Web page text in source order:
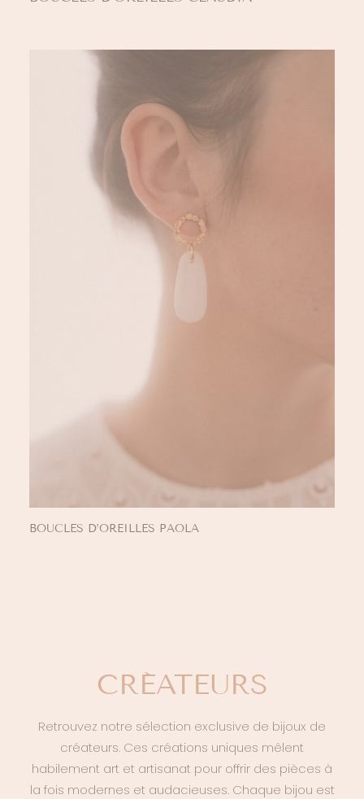
BOUCLES D’OREILLES PAOLA
CRÉATEURS
Retrouvez notre sélection exclusive de bijoux de
créateurs. Ces créations uniques mêlent
habilement art et artisanat pour offrir des pièces à
la fois modernes et audacieuses. Chaque bijou est